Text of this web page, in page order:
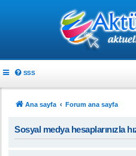
SSS
Ana sayfa Forum ana sayfa
Sosyal medya hesaplarınızla